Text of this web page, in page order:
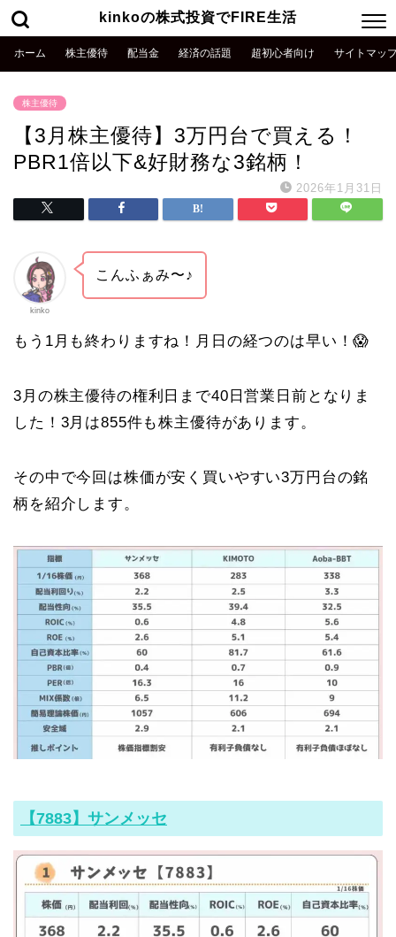
kinkoの株式投資でFIRE生活
ホーム 株主優待 配当金 経済の話題 超初心者向け サイトマッ
株主優待
【3月株主優待】3万円台で買える！
PBR1倍以下&好財務な3銘柄！
2026年1月31日
kinko
こんふぁみ〜♪
もう1月も終わりますね！月日の経つのは早い！😱
3月の株主優待の権利日まで40日営業日前となりま
した！3月は855件も株主優待があります。
その中で今回は株価が安く買いやすい3万円台の銘
柄を紹介します。
【7883】サンメッセ